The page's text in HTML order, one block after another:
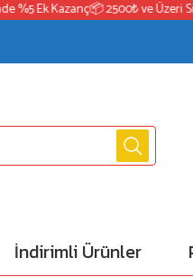
Ek Kazanç📦 2500₺ ve Üzeri
İndirimli Ürünler